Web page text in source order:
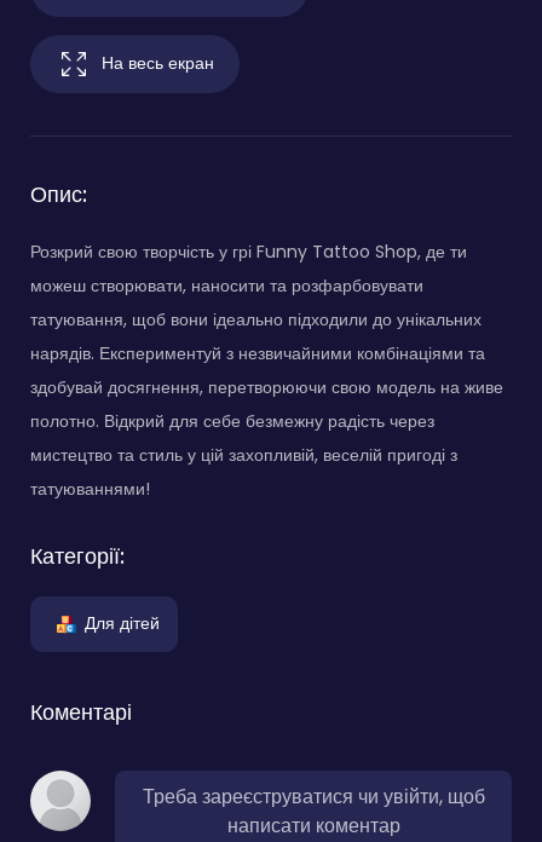
На весь екран
Опис:
Розкрий свою творчість у грі Funny Tattoo Shop, де ти
можеш створювати, наносити та розфарбовувати
татуювання, щоб вони ідеально підходили до унікальних
нарядів. Експериментуй з незвичайними комбінаціями та
здобувай досягнення, перетворюючи свою модель на живе
полотно. Відкрий для себе безмежну радість через
мистецтво та стиль у цій захопливій, веселій пригоді з
татуюваннями!
Категорії:
Для дітей
Коментарі
Треба зареєструватися чи увійти, щоб
написати коментар